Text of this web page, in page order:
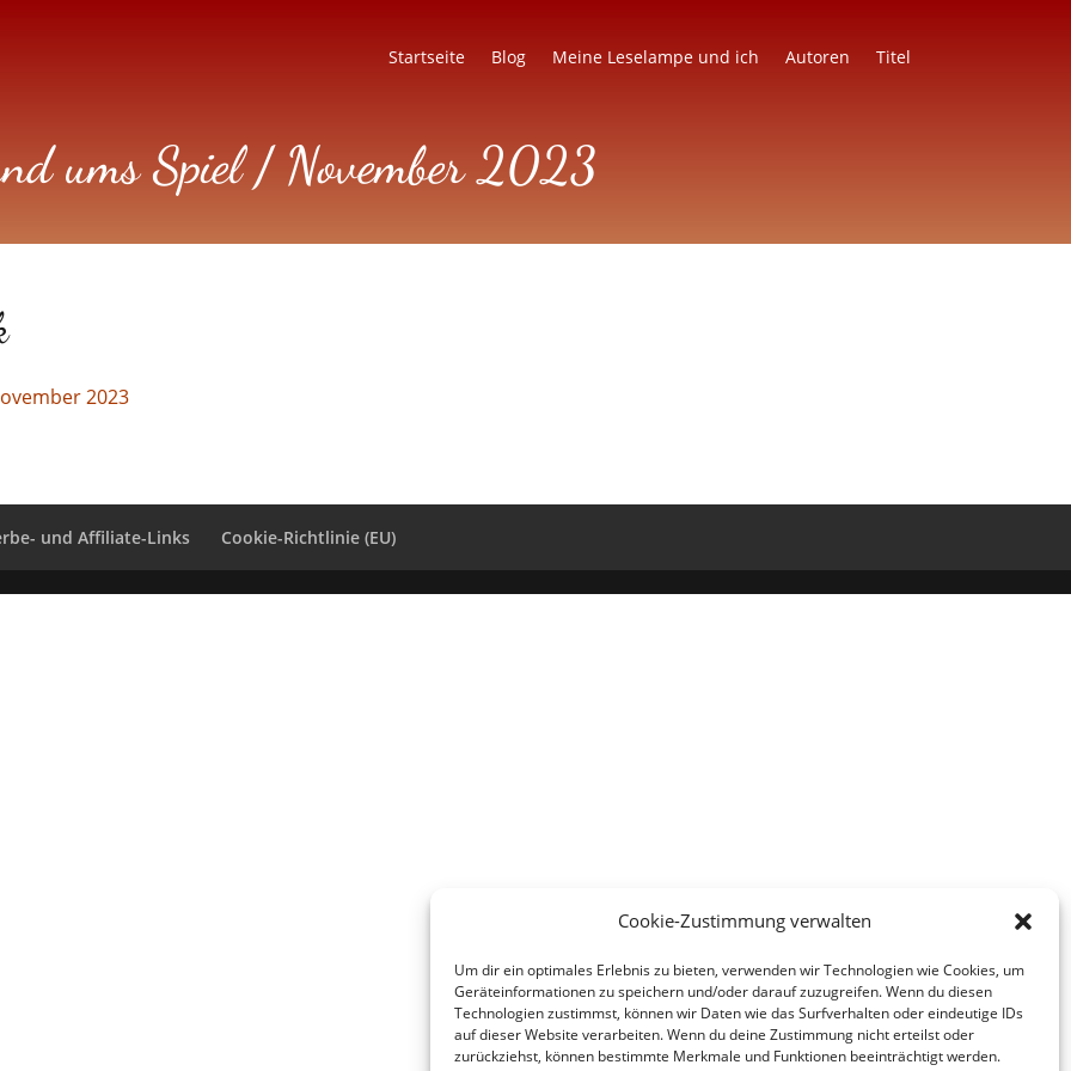
Cookie-Zustimmung verwalten
Um dir ein optimales Erlebnis zu bieten, verwenden wir Technologien wie Cookies, um
Geräteinformationen zu speichern und/oder darauf zuzugreifen. Wenn du diesen
Technologien zustimmst, können wir Daten wie das Surfverhalten oder eindeutige IDs
auf dieser Website verarbeiten. Wenn du deine Zustimmung nicht erteilst oder
zurückziehst, können bestimmte Merkmale und Funktionen beeinträchtigt werden.
Startseite Blog Meine Leselampe und ich Autoren Titel
ums Spiel / November 2023
2023
und Affiliate-Links Cookie-Richtlinie (EU)